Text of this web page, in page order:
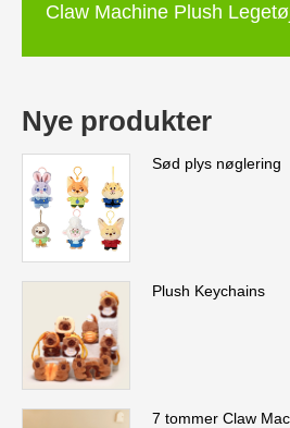
Claw Machine Plush
Nye produkter
Sød plys nøglering
Plush Keychains
7 tommer Claw